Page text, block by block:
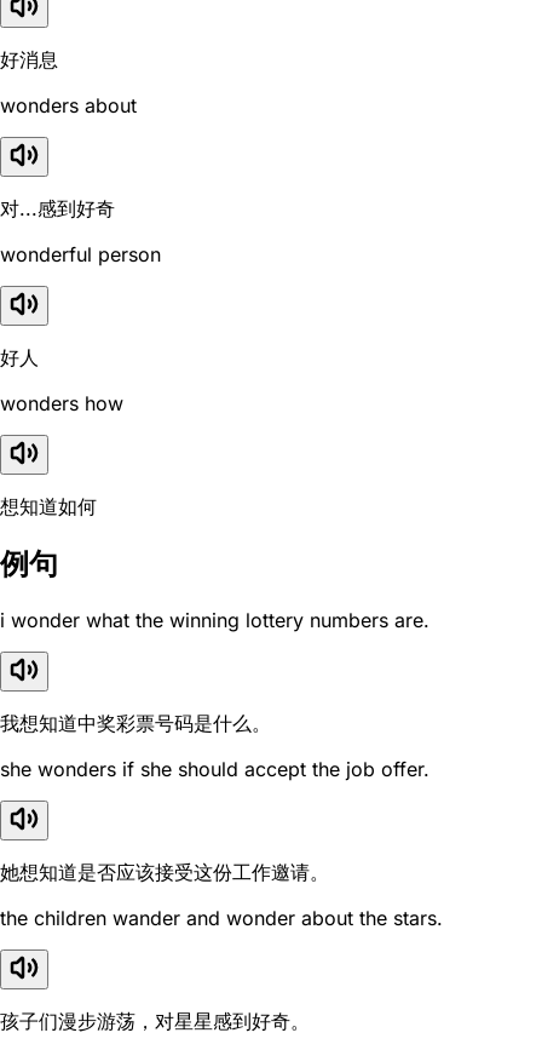
好消息
wonders about
对...感到好奇
wonderful person
好人
wonders how
想知道如何
例句
i wonder what the winning lottery numbers are.
我想知道中奖彩票号码是什么。
she wonders if she should accept the job offer.
她想知道是否应该接受这份工作邀请。
the children wander and wonder about the stars.
孩子们漫步游荡，对星星感到好奇。